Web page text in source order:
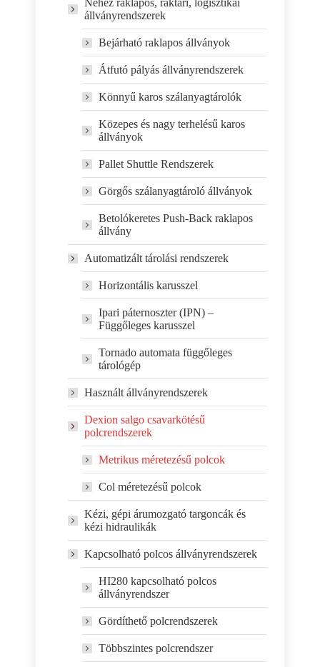
Nehéz raklapos, raktári, logisztikai
állványrendszerek
Bejárható raklapos állványok
Átfutó pályás állványrendszerek
Könnyű karos szálanyagtárolók
Közepes és nagy terhelésű karos
állványok
Pallet Shuttle Rendszerek
Görgős szálanyagtároló állványok
Betolókeretes Push-Back raklapos
állvány
Automatizált tárolási rendszerek
Horizontális karusszel
Ipari páternoszter (IPN) –
Függőleges karusszel
Tornado automata függőleges
tárológép
Használt állványrendszerek
Dexion salgo csavarkötésű
polcrendszerek
Metrikus méretezésű polcok
Col méretezésű polcok
Kézi, gépi árumozgató targoncák és
kézi hidraulikák
Kapcsolható polcos állványrendszerek
HI280 kapcsolható polcos
állványrendszer
Gördíthető polcrendszerek
Többszintes polcrendszer